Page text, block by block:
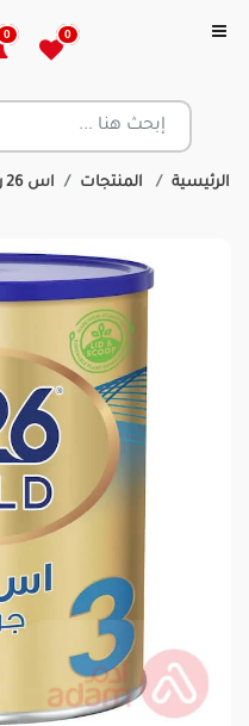
0
0
الرئيسية المنتجات اس 26 رقم | 3 1800 جرام